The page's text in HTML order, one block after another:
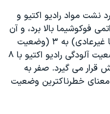
مواد رادیو اکتیو و
فوکوشیما بالا برد، و آن
را از یک (وضعیت ناهمسان یا غیرعادی) به ۳ (وضعیت
حادثه جدی) افزایش داد. وضعیت آلودگی رادیو اکتیو با ۸
۷ مورد سنجش قرار می گیرد. صفر به
وضعیت عادی و ۷ به معنای خطرناکترین وضعیت